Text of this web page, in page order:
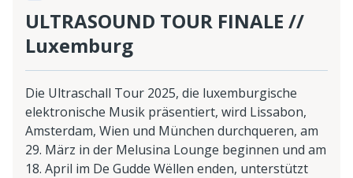
ULTRASOUND TOUR FINALE //
Luxemburg
Die Ultraschall Tour 2025, die luxemburgische
elektronische Musik präsentiert, wird Lissabon,
Amsterdam, Wien und München durchqueren, am
29. März in der Melusina Lounge beginnen und am
18. April im De Gudde Wëllen enden, unterstützt